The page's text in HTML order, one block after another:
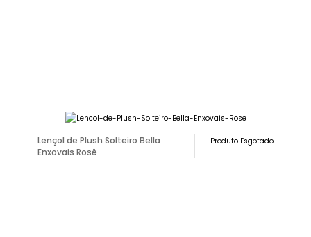
Lençol de Plush Solteiro Bella
Enxovais Rosê
Produto Esgotado